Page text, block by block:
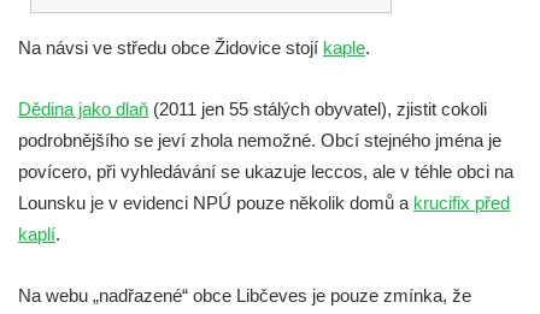
Budějovicích
Kostel Obětování Panny Marie u kláštera
Kostel Všech svatých v Kamenném Újezdě
Kaple na křižovatce ulic Budějovická a
Dělnická v Kamenném Újezdě
Kaple na hřbitově ve Velešíně
Na návsi ve středu obce Židovice stojí kaple.
Dědina jako dlaň (2011 jen 55 stálých obyvatel), zjistit cokoli
podrobnějšího se jeví zhola nemožné. Obcí stejného jména je
povícero, při vyhledávání se ukazuje leccos, ale v téhle obci na
Lounsku je v evidenci NPÚ pouze několik domů a krucifix před
kaplí.
Na webu „nadřazené“ obce Libčeves je pouze zmínka, že